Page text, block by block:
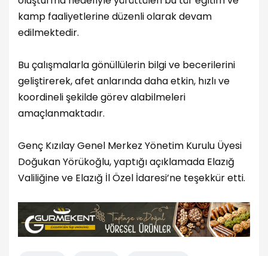
kamp faaliyetlerine düzenli olarak devam
edilmektedir.
Bu çalışmalarla gönüllülerin bilgi ve becerilerini
geliştirerek, afet anlarında daha etkin, hızlı ve
koordineli şekilde görev alabilmeleri
amaçlanmaktadır.
Genç Kızılay Genel Merkez Yönetim Kurulu Üyesi
Doğukan Yörükoğlu, yaptığı açıklamada Elazığ
Valiliğine ve Elazığ İl Özel İdaresi’ne teşekkür etti.